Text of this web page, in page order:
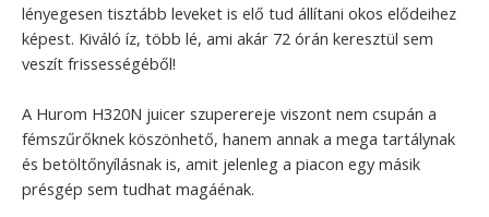
lényegesen tisztább leveket is elő tud állítani okos elődeihez
képest. Kiváló íz, több lé, ami akár 72 órán keresztül sem
veszít frissességéből!
A Hurom H320N juicer szuperereje viszont nem csupán a
fémszűrőknek köszönhető, hanem annak a mega tartálynak
és betöltőnyílásnak is, amit jelenleg a piacon egy másik
présgép sem tudhat magáénak.